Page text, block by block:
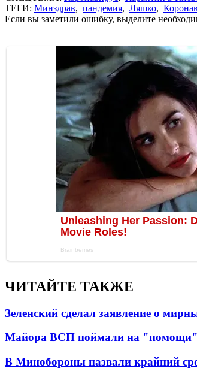
ТЕГИ: Минздрав, пандемия, Ляшко,
Если вы заметили ошибку, выделите
ЧИТАЙТЕ ТАКЖЕ
Зеленский сделал заявление о
Майора ВСП поймали на
В Минобороны назвали крайний